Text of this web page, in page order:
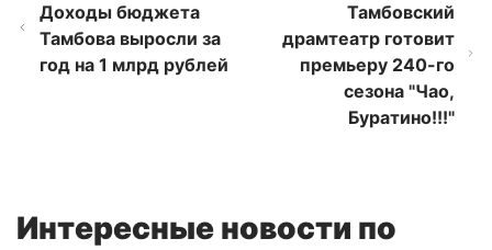
Доходы бюджета
Тамбова выросли за
год на 1 млрд рублей
Тамбовский
драмтеатр готовит
премьеру 240-го
сезона "Чао,
Буратино!!!"
Интересные новости по